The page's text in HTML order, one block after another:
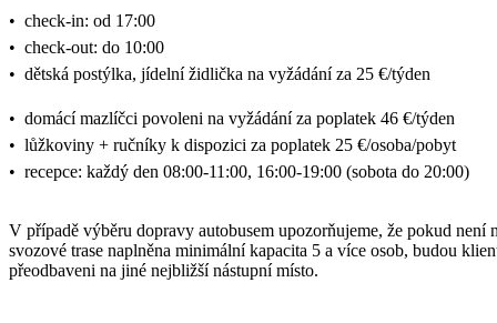
• check-in: od 17:00
• check-out: do 10:00
• dětská postýlka, jídelní židlička na vyžádání za 25 €/týden
• domácí mazlíčci povoleni na vyžádání za poplatek 46 €/týden
• lůžkoviny + ručníky k dispozici za poplatek 25 €/osoba/pobyt
• recepce: každý den 08:00-11:00, 16:00-19:00 (sobota do 20:00)
V případě výběru dopravy autobusem upozorňujeme, že pokud není
svozové trase naplněna minimální kapacita 5 a více osob, budou
přeodbaveni na jiné nejbližší nástupní místo.